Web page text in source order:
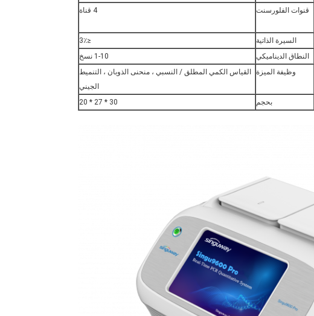
قنوات الفلورسنت 4 قناة
السيرة الذاتية
≤3٪
النطاق الديناميكي
1-10 نسخ
وظيفة الميزة
القياس الكمي المطلق / النسبي ، منحنى الذوبان ، التنميط
الجيني
بحجم 30 * 27 * 20